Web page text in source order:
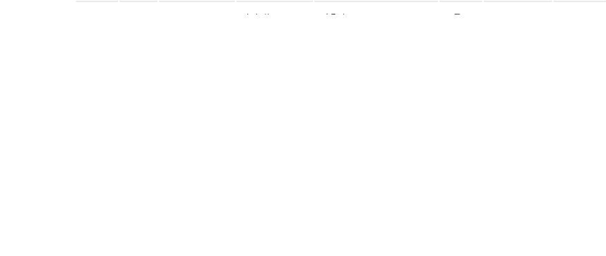
丸山 脩 大町市SC 長野